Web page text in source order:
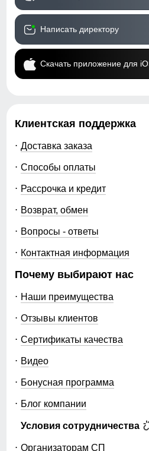
Написать директору
Скачать приложение для
Клиентская поддержка
Доставка заказа
Способы оплаты
Рассрочка и кредит
Возврат, обмен
Вопросы - ответы
Контактная информация
Почему выбирают нас
Наши преимущества
Отзывы клиентов
Сертификаты качества
Видео
Бонусная программа
Блог компании
Условия сотрудничества
Организаторам СП